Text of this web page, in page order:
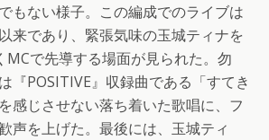
もない様子。この編成でのライブは
来であり、緊張気味の玉城ティナを
で先導する場面が見られた。勿
『POSITIVE』収録曲である「すてき
感じさせない落ち着いた歌唱に、フ
声を上げた。最後には、玉城ティ